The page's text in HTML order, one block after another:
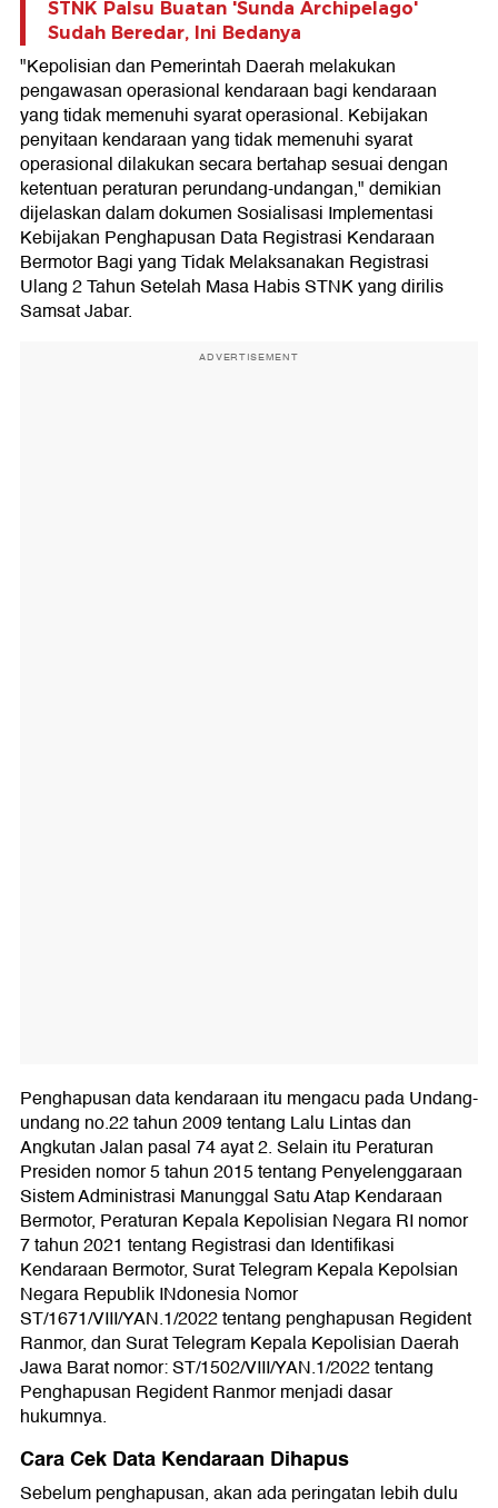
STNK Palsu Buatan 'Sunda Archipelago'
Sudah Beredar, Ini Bedanya
"Kepolisian dan Pemerintah Daerah melakukan
pengawasan operasional kendaraan bagi kendaraan
yang tidak memenuhi syarat operasional. Kebijakan
penyitaan kendaraan yang tidak memenuhi syarat
operasional dilakukan secara bertahap sesuai dengan
ketentuan peraturan perundang-undangan," demikian
dijelaskan dalam dokumen Sosialisasi Implementasi
Kebijakan Penghapusan Data Registrasi Kendaraan
Bermotor Bagi yang Tidak Melaksanakan Registrasi
Ulang 2 Tahun Setelah Masa Habis STNK yang dirilis
Samsat Jabar.
ADVERTISEMENT
Penghapusan data kendaraan itu mengacu pada Undang-
undang no.22 tahun 2009 tentang Lalu Lintas dan
Angkutan Jalan pasal 74 ayat 2. Selain itu Peraturan
Presiden nomor 5 tahun 2015 tentang Penyelenggaraan
Sistem Administrasi Manunggal Satu Atap Kendaraan
Bermotor, Peraturan Kepala Kepolisian Negara RI nomor
7 tahun 2021 tentang Registrasi dan Identifikasi
Kendaraan Bermotor, Surat Telegram Kepala Kepolsian
Negara Republik INdonesia Nomor
ST/1671/VIII/YAN.1/2022 tentang penghapusan Regident
Ranmor, dan Surat Telegram Kepala Kepolisian Daerah
Jawa Barat nomor: ST/1502/VIII/YAN.1/2022 tentang
Penghapusan Regident Ranmor menjadi dasar
hukumnya.
Cara Cek Data Kendaraan Dihapus
Sebelum penghapusan, akan ada peringatan lebih dulu